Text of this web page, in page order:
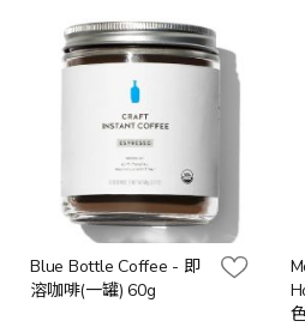
Blue Bottle Coffee - 即
溶咖啡(一罐) 60g